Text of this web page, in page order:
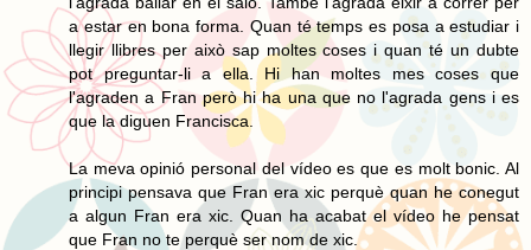
a estar en bona forma. Quan té temps es posa a estudiar i
llegir llibres per això sap moltes coses i quan té un dubte
pot preguntar-li a ella. Hi han moltes mes coses que
l'agraden a Fran però hi ha una que no l'agrada gens i es
que la diguen Francisca.
La meva opinió personal del vídeo es que es molt bonic. Al
principi pensava que Fran era xic perquè quan he conegut
a algun Fran era xic. Quan ha acabat el vídeo he pensat
que Fran no te perquè ser nom de xic.